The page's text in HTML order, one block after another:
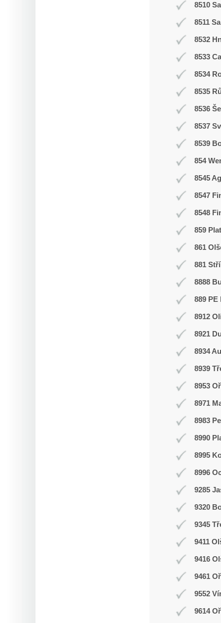
8510
8511
8532
8533
8534
8535
8536
8537
8539
854
8545
8547
8548
859
861
881
8888
889 PE
8912
8921
8934
8939
8953
8971
8983
8990
8995
8996
9285
9320
9345
9411
9416
9461
9552
9614